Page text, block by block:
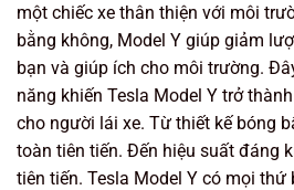
một chiếc xe thân thiện với môi
bằng không, Model Y giúp giảm
bạn và giúp ích cho môi trường.
năng khiến Tesla Model Y trở
cho người lái xe. Từ thiết kế bóng
toàn tiên tiến. Đến hiệu suất đáng
tiên tiến. Tesla Model Y có mọi thứ